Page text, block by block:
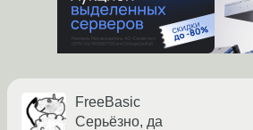
FreeBasic
Серьёзно, да